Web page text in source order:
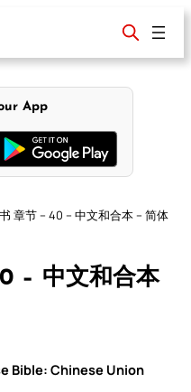
App
章节 – 40 – 中文和合本 – 简体
– 中文和合本
Bible: Chinese Union